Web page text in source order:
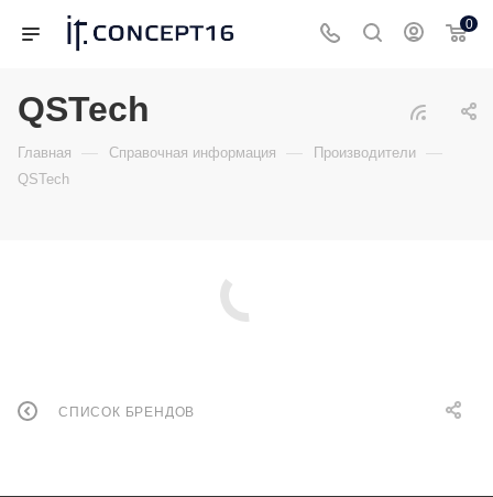
0
QSTech
Главная — Справочная информация — Производители —
QSTech
СПИСОК БРЕНДОВ